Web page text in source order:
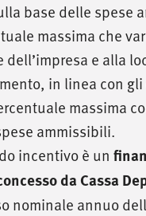
base delle spese
massima che
dell’impresa e alla
in linea con
massima
ammissibili.
incentivo è un
da Cassa
nominale annuo